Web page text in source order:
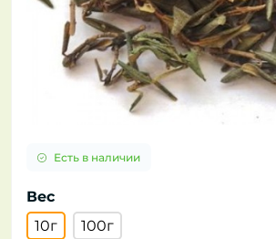
Есть в наличии
Вес
10г
100г